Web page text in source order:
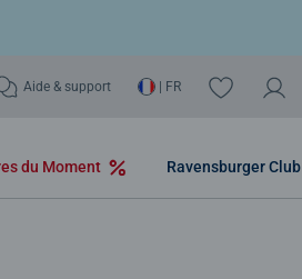
Aide & support | FR
du Moment Ravensburger Club